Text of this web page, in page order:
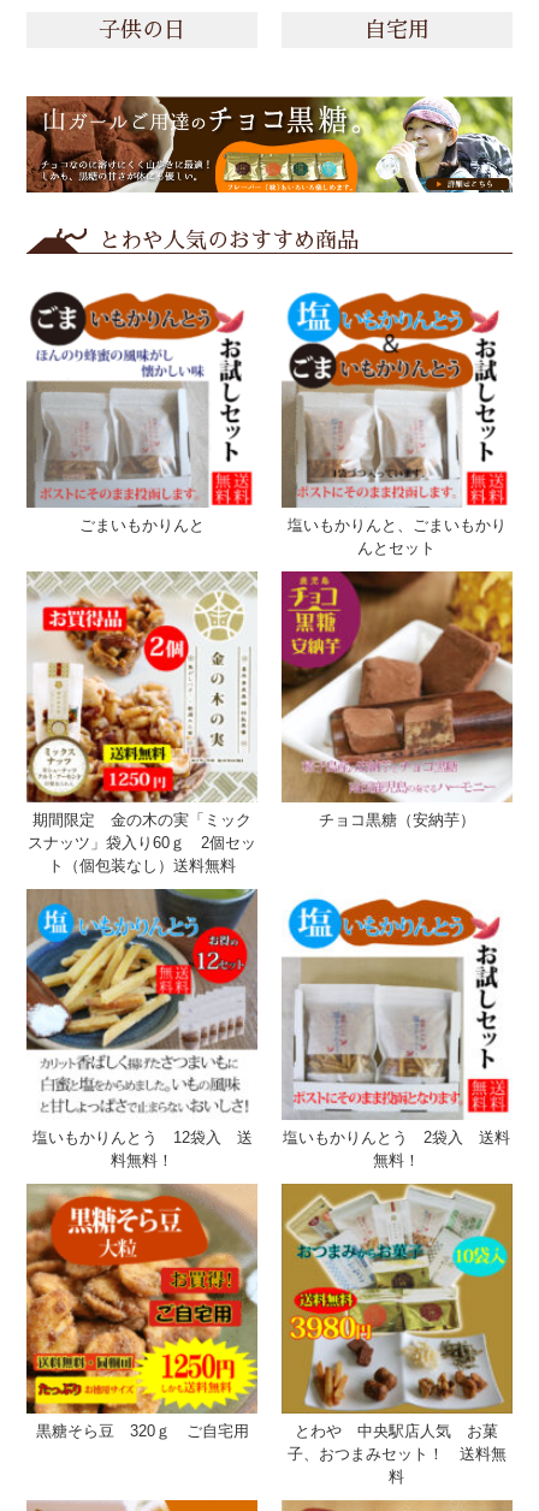
子供の日 自宅用
とわや人気のおすすめ商品
ごまいもかりんと
塩いもかりんと、ごまいもかり
んとセット
期間限定 金の木の実「ミック
スナッツ」袋入り60ｇ 2個セッ
ト（個包装なし）送料無料
チョコ黒糖（安納芋）
塩いもかりんとう 12袋入 送
料無料！
塩いもかりんとう 2袋入 送料
無料！
黒糖そら豆 320ｇ ご自宅用
とわや 中央駅店人気 お菓
子、おつまみセット！ 送料無
料